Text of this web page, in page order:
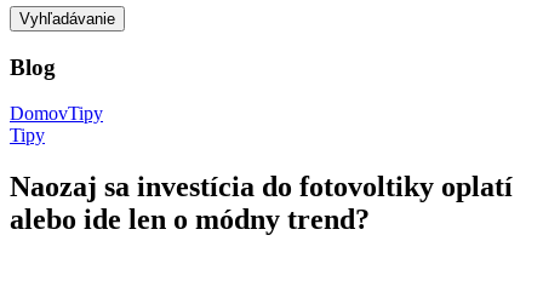
Vyhľadávanie
Blog
DomovTipy
Tipy
Naozaj sa investícia do fotovoltiky oplatí
alebo ide len o módny trend?